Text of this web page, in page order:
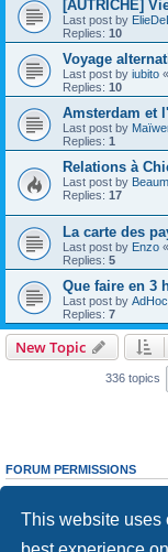
This website uses
[AUTRICHE]
Last post by
Replies: 10
Voyage
Last post by iubito «
Replies: 10
Amsterdam et
Last post by
Replies: 1
Relations à
Last post by
Replies: 17
La carte des
Last post by Enzo «
Replies: 5
Que faire en 3
Last post by AdHoc
Replies: 7
New Topic
336 topics
FORUM PERMISSIONS
Youcannotpost new topics
cannotedit your posts in